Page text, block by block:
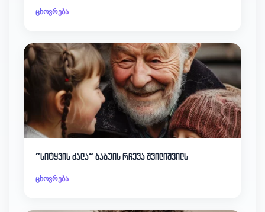
ცხოვრება
“სიტყვის ძალა” ბაბუის რჩევა შვილიშვილს
ცხოვრება